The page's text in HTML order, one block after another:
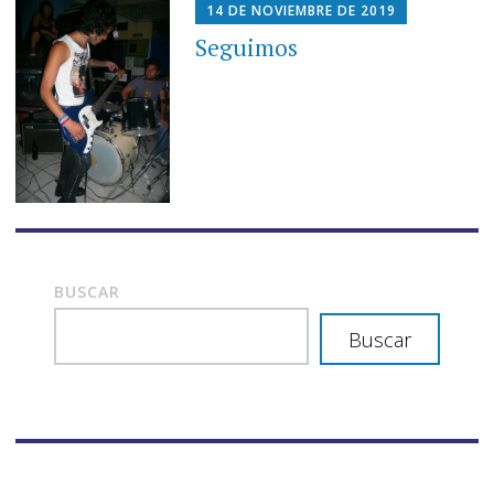
14 DE NOVIEMBRE DE 2019
Seguimos
BUSCAR
Buscar